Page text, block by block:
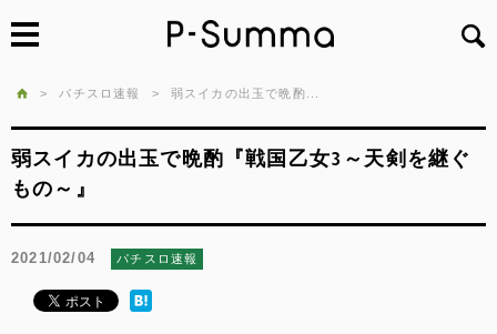
> パチスロ速報 > 弱スイカの出玉で晩酌...
弱スイカの出玉で晩酌『戦国乙女3～天剣を継ぐ
もの～』
2021/02/04 パチスロ速報